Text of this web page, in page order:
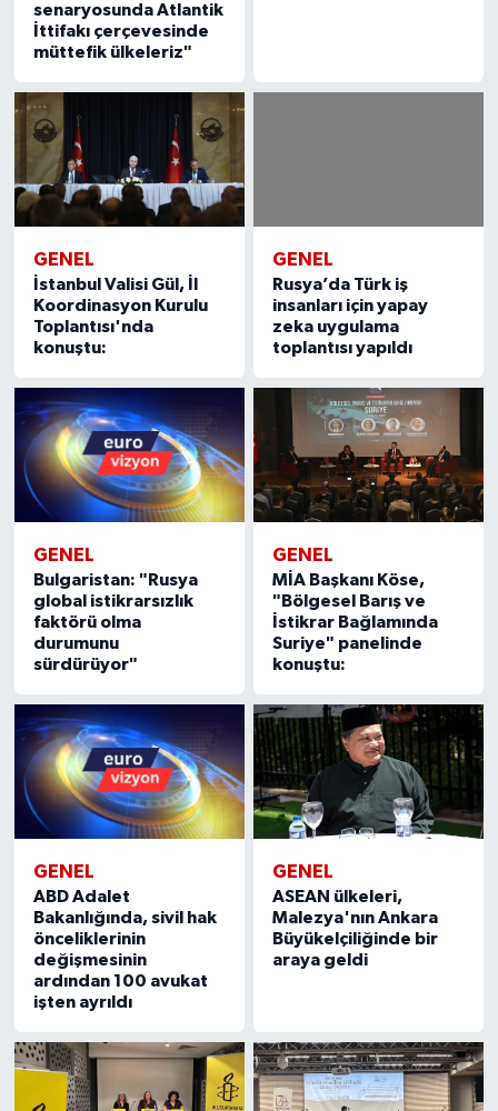
senaryosunda Atlantik
İttifakı çerçevesinde
müttefik ülkeleriz"
GENEL
İstanbul Valisi Gül, İl
Koordinasyon Kurulu
Toplantısı'nda
konuştu:
GENEL
Rusya’da Türk iş
insanları için yapay
zeka uygulama
toplantısı yapıldı
GENEL
Bulgaristan: "Rusya
global istikrarsızlık
faktörü olma
durumunu
sürdürüyor"
GENEL
MİA Başkanı Köse,
"Bölgesel Barış ve
İstikrar Bağlamında
Suriye" panelinde
konuştu:
GENEL
ABD Adalet
Bakanlığında, sivil hak
önceliklerinin
değişmesinin
ardından 100 avukat
işten ayrıldı
GENEL
ASEAN ülkeleri,
Malezya'nın Ankara
Büyükelçiliğinde bir
araya geldi